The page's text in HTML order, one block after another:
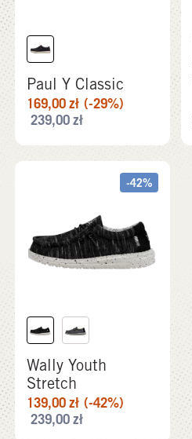
Paul Y Classic
169,00zł (-29%)
239,00zł
-42%
Wally Youth
Stretch
139,00zł (-42%)
239,00zł